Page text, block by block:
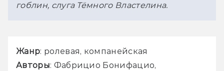
гоблин, слуга Тёмного Властелина.
Жанр: ролевая, компанейская
Авторы: Фабрицио Бонифацио,